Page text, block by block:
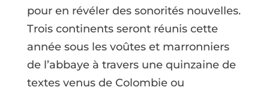
pour en révéler des sonorités nouvelles.
Trois continents seront réunis cette
année sous les voûtes et marronniers
de l’abbaye à travers une quinzaine de
textes venus de Colombie ou